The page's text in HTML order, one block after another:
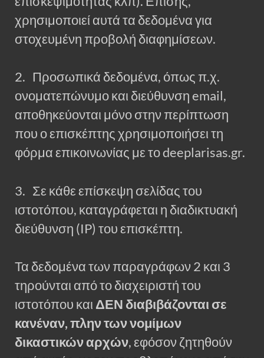
χρησιμοποιεί αυτά τα δεδομένα για
στοχευμένη προβολή διαφημίσεων.
2. Προσωπικά δεδομένα, όπως π.χ.
ονοματεπώνυμο και διεύθυνση email,
αποθηκεύονται μόνο στην περίπτωση
που ο επισκέπτης χρησιμοποιήσει τη
φόρμα επικοινωνίας με το deeplarisas.gr.
3. Σε κάθε επίσκεψη σελίδας του
ιστοτόπου, καταγράφεται η διαδικτυακή
διεύθυνση (IP) του επισκέπτη.
Τα δεδομένα των παραγράφων 2 και 3
τηρούνται από το διαχειριστή του
ιστοτόπου και ΔΕΝ διαβιβάζονται σε
κανέναν, πλην των νομίμων
δικαστικών αρχών, εφόσον ζητηθούν